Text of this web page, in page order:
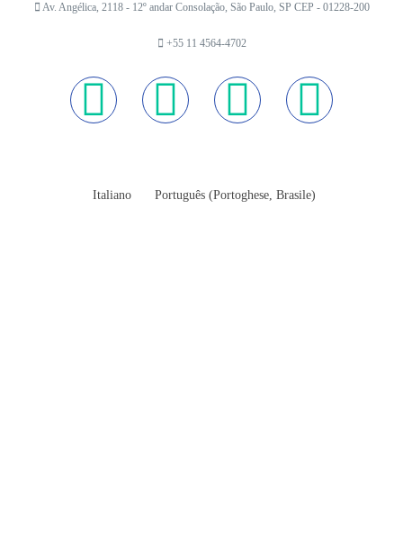
Av. Angélica, 2118 - 12º andar Consolação, São Paulo, SP CEP - 01228-200
+55 11 4564-4702
Italiano Português(Portoghese, Brasile)